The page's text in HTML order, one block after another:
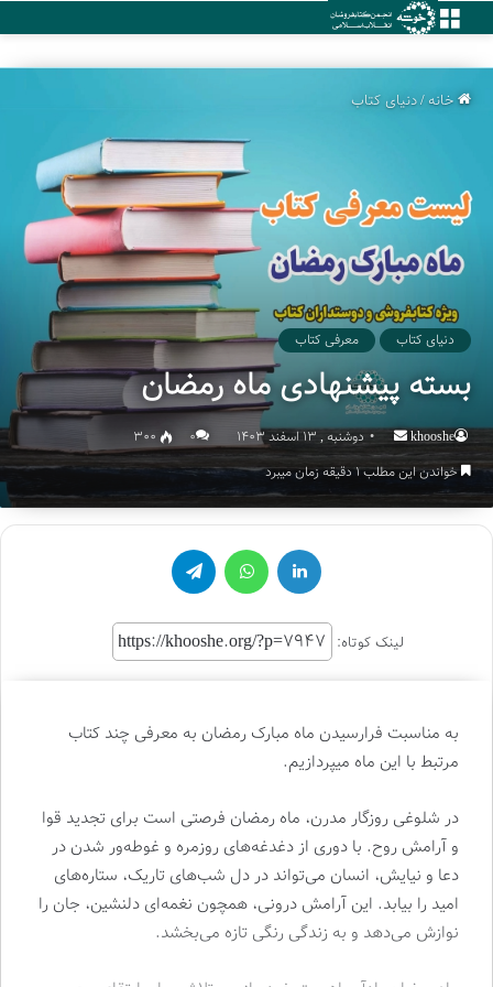
منو
خانه/دنیای کتاب
دنیای کتاب معرفی کتاب
بسته پیشنهادی ماه رمضان
khooshe
Send
an
email
دوشنبه , 13 اسفند 1403 ۰
300
خواندن این مطلب 1 دقیقه زمان میبرد
لینکدین واتس آپ تلگرام
لینک کوتاه:
به مناسبت فرارسیدن ماه مبارک رمضان به معرفی چند کتاب
مرتبط با این ماه میپردازیم.
در شلوغی روزگار مدرن، ماه رمضان فرصتی است برای تجدید قوا
و آرامش روح. با دوری از دغدغه‌های روزمره و غوطه‌ور شدن در
دعا و نیایش، انسان می‌تواند در دل شب‌های تاریک، ستاره‌های
امید را بیابد. این آرامش درونی، همچون نغمه‌ای دلنشین، جان را
نوازش می‌دهد و به زندگی رنگی تازه می‌بخشد.